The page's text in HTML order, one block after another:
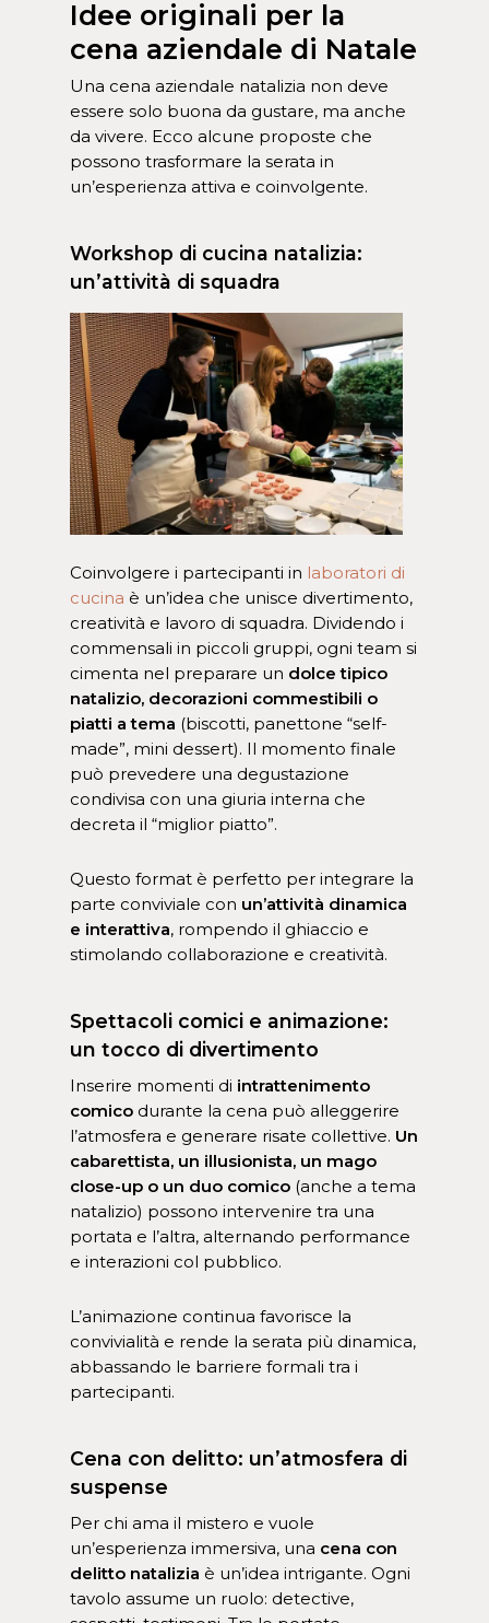
Idee originali per la
cena aziendale di Natale
Una cena aziendale natalizia non deve
essere solo buona da gustare, ma anche
da vivere. Ecco alcune proposte che
possono trasformare la serata in
un’esperienza attiva e coinvolgente.
Workshop di cucina natalizia:
un’attività di squadra
Coinvolgere i partecipanti in laboratori di
cucina è un’idea che unisce divertimento,
creatività e lavoro di squadra. Dividendo i
commensali in piccoli gruppi, ogni team si
cimenta nel preparare un dolce tipico
natalizio, decorazioni commestibili o
piatti a tema (biscotti, panettone “self-
made”, mini dessert). Il momento finale
può prevedere una degustazione
condivisa con una giuria interna che
decreta il “miglior piatto”.
Questo format è perfetto per integrare la
parte conviviale con un’attività dinamica
e interattiva, rompendo il ghiaccio e
stimolando collaborazione e creatività.
Spettacoli comici e animazione:
un tocco di divertimento
Inserire momenti di intrattenimento
comico durante la cena può alleggerire
l’atmosfera e generare risate collettive. Un
cabarettista, un illusionista, un mago
close-up o un duo comico (anche a tema
natalizio) possono intervenire tra una
portata e l’altra, alternando performance
e interazioni col pubblico.
L’animazione continua favorisce la
convivialità e rende la serata più dinamica,
abbassando le barriere formali tra i
partecipanti.
Cena con delitto: un’atmosfera di
suspense
Per chi ama il mistero e vuole
un’esperienza immersiva, una cena con
delitto natalizia è un’idea intrigante. Ogni
tavolo assume un ruolo: detective,